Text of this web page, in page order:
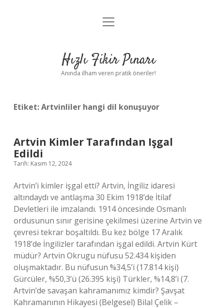
Anasayfa
Yasal Uyarı
menüyü
Hızlı Fikir Pınarı
Anında ilham veren pratik öneriler!
Etiket:Artvinliler hangi dil konuşuyor
Artvin Kimler Tarafından Işgal
Edildi
Tarih: Kasım 12, 2024
Artvin’i kimler işgal etti? Artvin, İngiliz idaresi
altındaydı ve antlaşma 30 Ekim 1918’de İtilaf
Devletleri ile imzalandı. 1914 öncesinde Osmanlı
ordusunun sınır gerisine çekilmesi üzerine Artvin ve
çevresi tekrar boşaltıldı. Bu kez bölge 17 Aralık
1918’de İngilizler tarafından işgal edildi. Artvin Kürt
müdür? Artvin Okrugu nüfusu 52.434 kişiden
oluşmaktadır. Bu nüfusun %34,5’i (17.814 kişi)
Gürcüler, %50,3’ü (26.395 kişi) Türkler, %14,8’i (7.
Artvin’de savaşan kahramanımız kimdir? Şavşat
Kahramanının Hikayesi (Belgesel) Bilal Çelik –